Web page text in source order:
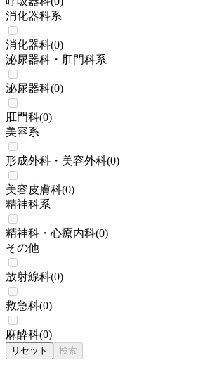
消化器科系
消化器科(0)
泌尿器科・肛門科系
泌尿器科(0)
肛門科(0)
美容系
形成外科・美容外科(0)
美容皮膚科(0)
精神科系
精神科・心療内科(0)
その他
放射線科(0)
救急科(0)
麻酔科(0)
リセット 検索